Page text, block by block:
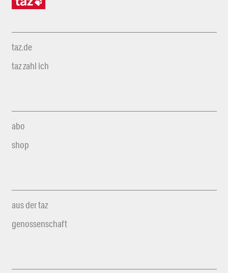
taz.de
taz zahl ich
abo
shop
aus der taz
genossenschaft